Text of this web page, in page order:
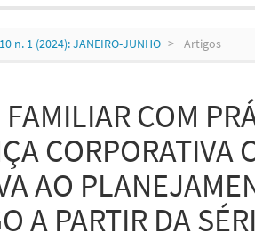
n. 1 (2024): JANEIRO-JUNHO Artigos
COM
CORPORATIVA
AO
A PARTIR DA